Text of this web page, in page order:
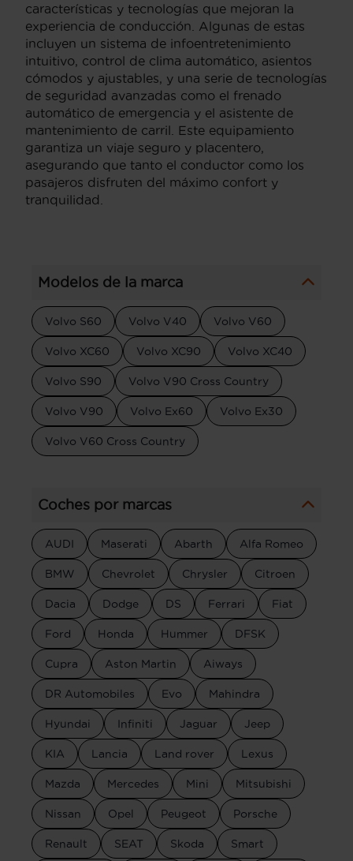
características y tecnologías que mejoran la
experiencia de conducción. Algunas de estas
incluyen un sistema de infoentretenimiento
intuitivo, control de clima automático, asientos
cómodos y ajustables, y una serie de tecnologías
de seguridad avanzadas como el frenado
automático de emergencia y el asistente de
mantenimiento de carril. Este equipamiento
garantiza un viaje seguro y placentero,
asegurando que tanto el conductor como los
pasajeros disfruten del máximo confort y
tranquilidad.
Modelos de la marca
Volvo S60 Volvo V40 Volvo V60
Volvo XC60 Volvo XC90 Volvo XC40
Volvo S90 Volvo V90 Cross Country
Volvo V90 Volvo Ex60 Volvo Ex30
Volvo V60 Cross Country
Coches por marcas
AUDI Maserati Abarth Alfa Romeo
BMW Chevrolet Chrysler Citroen
Dacia Dodge DS Ferrari Fiat
Ford Honda Hummer DFSK
Cupra Aston Martin Aiways
DR Automobiles Evo Mahindra
Hyundai Infiniti Jaguar Jeep
KIA Lancia Land rover Lexus
Mazda Mercedes Mini Mitsubishi
Nissan Opel Peugeot Porsche
Renault SEAT Skoda Smart